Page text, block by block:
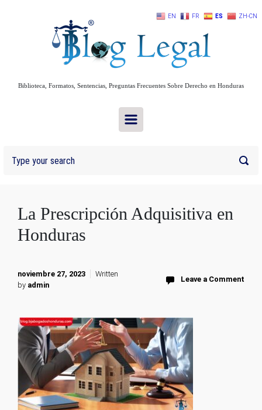
Biblioteca, Formatos, Sentencias, Preguntas Frecuentes Sobre Derecho en Honduras
La Prescripción Adquisitiva en
Honduras
noviembre 27, 2023
Written
by admin
Leave a Comment
EN FR ES ZH-CN